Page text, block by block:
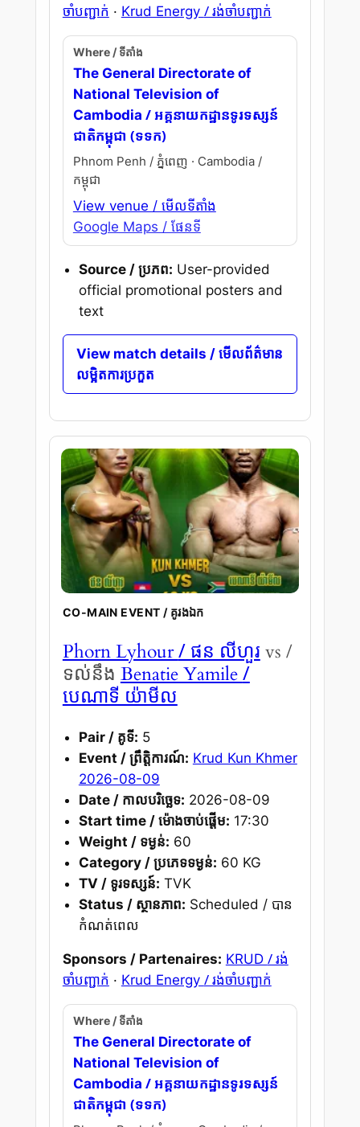
ចាំបញ្ជាក់ · Krud Energy / រង់ចាំបញ្ជាក់
Where / ទីតាំង
The General Directorate of
National Television of
Cambodia / អគ្គនាយកដ្ឋានទូរទស្សន៍
ជាតិកម្ពុជា (ទទក)
Phnom Penh / ភ្នំពេញ · Cambodia /
កម្ពុជា
View venue / មើលទីតាំង
Google Maps / ផែនទី
Source / ប្រភព: User-provided
official promotional posters and
text
View match details / មើលព័ត៌មាន
លម្អិតការប្រកួត
CO-MAIN EVENT / គូរងឯក
Phorn Lyhour/ ផន លីហួរ vs /
ទល់នឹង Benatie Yamile/
បេណាទី យ៉ាមីល
Pair / គូទី: 5
Event / ព្រឹត្តិការណ៍: Krud Kun Khmer
2026-08-09
Date / កាលបរិច្ឆេទ: 2026-08-09
Start time / ម៉ោងចាប់ផ្តើម: 17:30
Weight / ទម្ងន់: 60
Category / ប្រភេទទម្ងន់: 60 KG
TV / ទូរទស្សន៍: TVK
Status / ស្ថានភាព: Scheduled / បាន
កំណត់ពេល
Sponsors / Partenaires: KRUD / រង់
ចាំបញ្ជាក់ · Krud Energy / រង់ចាំបញ្ជាក់
Where / ទីតាំង
The General Directorate of
National Television of
Cambodia / អគ្គនាយកដ្ឋានទូរទស្សន៍
ជាតិកម្ពុជា (ទទក)